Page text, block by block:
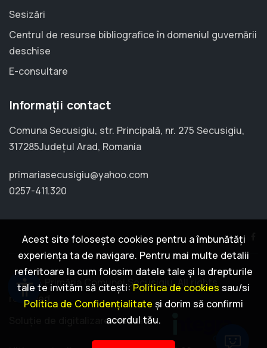
accessibility
Sesizări
Centrul de resurse bibliografice în domeniul guvernării
deschise
E-consultare
Informații contact
Comuna Secusigiu, str. Principală, nr. 275 Secusigiu,
317285Județul Arad, Romania
primariasecusigiu@yahoo.com
0257-411.320
© 2024 Primăria Comunei Secusigiu. All rights
reserved.
Soluție de digitalizare oferită de
Acest site folosește cookies pentru a îmbunătăți
experiența ta de navigare. Pentru mai multe detalii
referitoare la cum folosim datele tale și la drepturile
tale te invităm să citești: Politica de cookies sau/si
Politica de Confidențialitate și dorim să confirmi
acordul tău.